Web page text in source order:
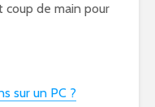
coup de main pour
sur un PC ?